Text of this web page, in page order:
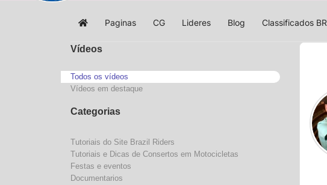
Home Paginas CG Lideres Blog Classificados BR
Vídeos
Todos os vídeos
Vídeos em destaque
Categorias
Tutoriais do Site Brazil Riders
Tutoriais e Dicas de Consertos em Motocicletas
Festas e eventos
Documentarios